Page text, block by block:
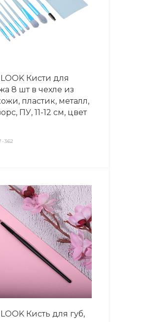
Кисти для
8 шт в чехле из
пластик, металл,
ПУ, 11-12 см, цвет
362
Кисть для губ,